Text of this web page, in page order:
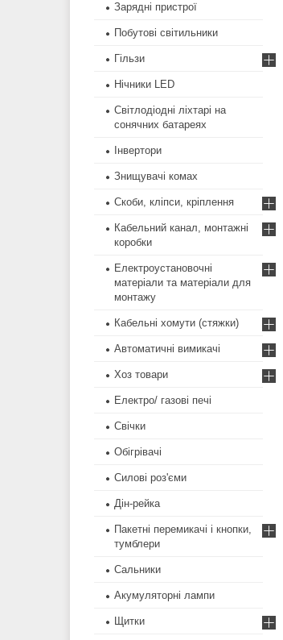
Зарядні пристрої
Побутові світильники
Гільзи
Нічники LED
Світлодіодні ліхтарі на
сонячних батареях
Інвертори
Знищувачі комах
Скоби, кліпси, кріплення
Кабельний канал, монтажні
коробки
Електроустановочні
матеріали та матеріали для
монтажу
Кабельні хомути (стяжки)
Автоматичні вимикачі
Хоз товари
Електро/ газові печі
Свічки
Обігрівачі
Силові роз'єми
Дін-рейка
Пакетні перемикачі і кнопки,
тумблери
Сальники
Акумуляторні лампи
Щитки